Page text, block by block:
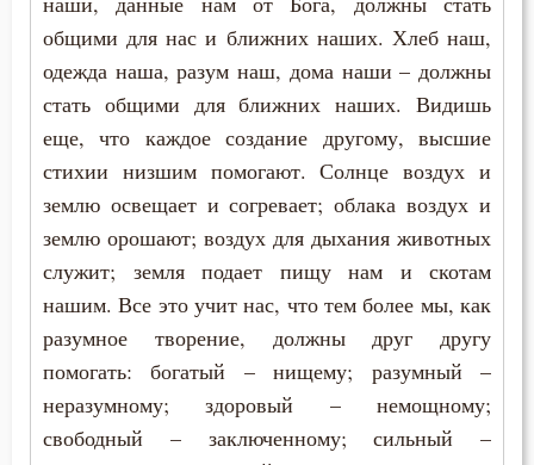
общими для нас и ближних наших. Хлеб наш,
одежда наша, разум наш, дома наши – должны
стать общими для ближних наших. Видишь
еще, что каждое создание другому, высшие
стихии низшим помогают. Солнце воздух и
землю освещает и согревает; облака воздух и
землю орошают; воздух для дыхания животных
служит; земля подает пищу нам и скотам
нашим. Все это учит нас, что тем более мы, как
разумное творение, должны друг другу
помогать: богатый – нищему; разумный –
неразумному; здоровый – немощному;
свободный – заключенному; сильный –